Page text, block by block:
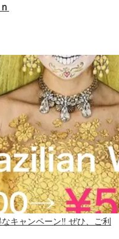
キャンペーン‼ ぜひ、ご利